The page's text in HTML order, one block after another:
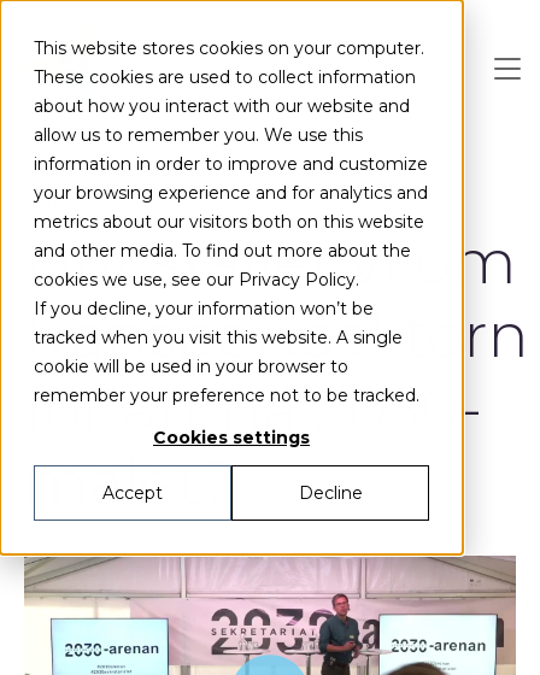
This website stores cookies on your computer.
These cookies are used to collect information
about how you interact with our website and
allow us to remember you. We use this
information in order to improve and customize
your browsing experience and for analytics and
metrics about our visitors both on this website
and other media. To find out more about the
cookies we use, see our Privacy Policy.
If you decline, your information won’t be
tracked when you visit this website. A single
cookie will be used in your browser to
remember your preference not to be tracked.
Cookies settings
Accept Decline
Videos
Hur ställer vi om
transportsektorn
för att nå 2030-
målet?